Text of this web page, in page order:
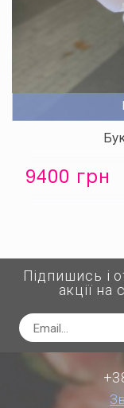
9400 грн
Підпишись і
акції